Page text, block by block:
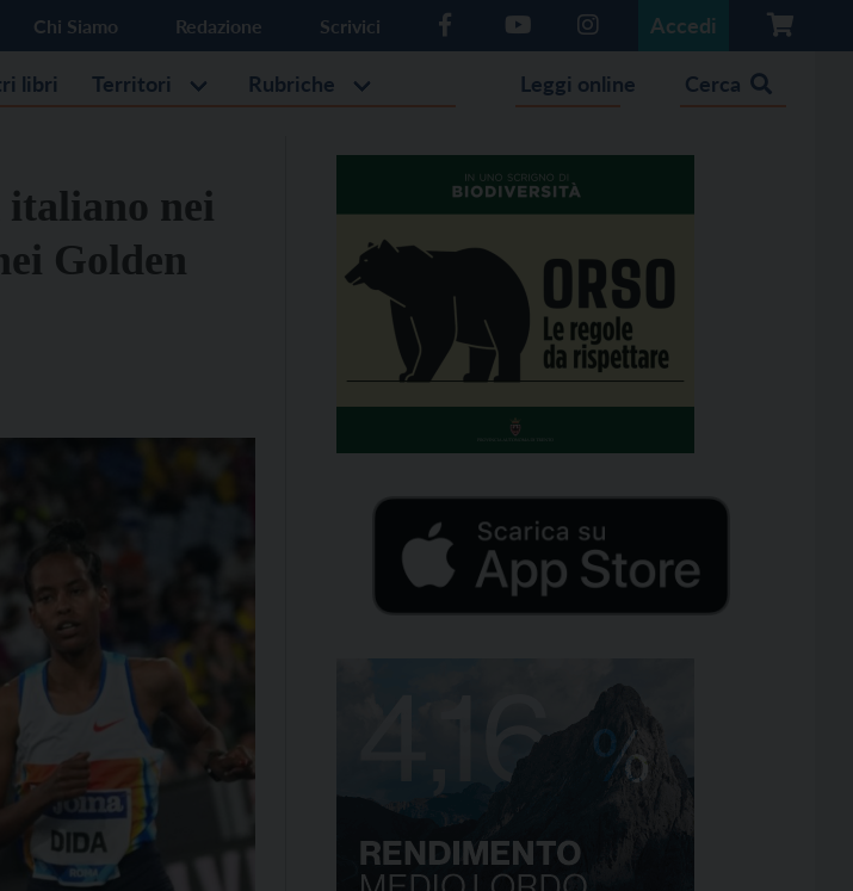
Chi Siamo Redazione Scrivici Accedi
libri Territori Rubriche Leggi online Cerca
nei
Golden